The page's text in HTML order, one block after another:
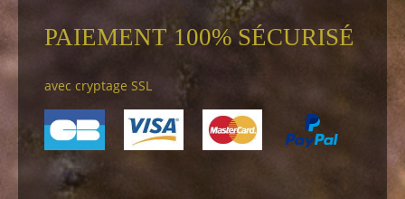
PAIEMENT 100% SÉCURISÉ
avec cryptage SSL